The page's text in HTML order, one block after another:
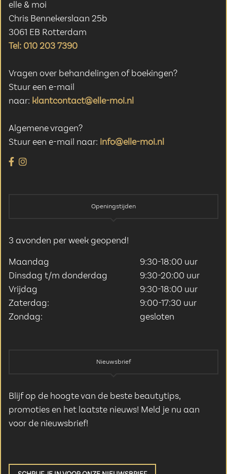
elle & moi
Chris Bennekerslaan 25b
3061 EB Rotterdam
Tel: 010 203 7390
Vragen over behandelingen of boekingen?
Stuur een e-mail
naar: klantcontact@elle-moi.nl
Algemene vragen?
Stuur een e-mail naar: info@elle-moi.nl
Openingstijden
3 avonden per week geopend!
Maandag
9:30-18:00 uur
Dinsdag t/m donderdag
9:30-20:00 uur
Vrijdag
9:30-18:00 uur
Zaterdag:
9:00-17:30 uur
Zondag:
gesloten
Nieuwsbrief
Blijf op de hoogte van de beste beautytips,
promoties en het laatste nieuws! Meld je nu aan
voor de nieuwsbrief!